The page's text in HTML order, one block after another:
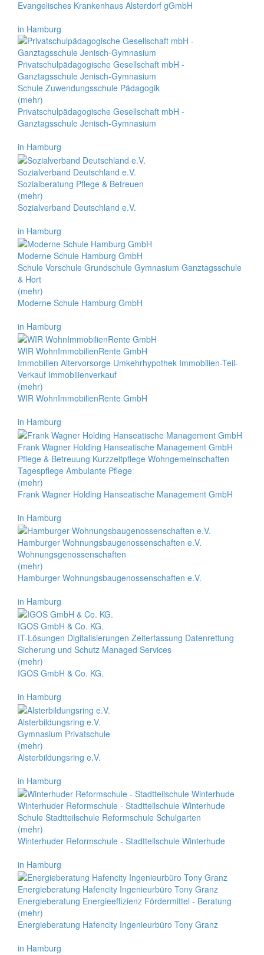
Evangelisches Krankenhaus Alsterdorf gGmbH
in Hamburg
Privatschulpädagogische Gesellschaft mbH -
Ganztagsschule Jenisch-Gymnasium
Schule Zuwendungsschule Pädagogik
(mehr)
Privatschulpädagogische Gesellschaft mbH -
Ganztagsschule Jenisch-Gymnasium
in Hamburg
Sozialverband Deutschland e.V.
Sozialberatung Pflege & Betreuen
(mehr)
Sozialverband Deutschland e.V.
in Hamburg
Moderne Schule Hamburg GmbH
Schule Vorschule Grundschule Gymnasium Ganztagsschule
& Hort
(mehr)
Moderne Schule Hamburg GmbH
in Hamburg
WIR WohnImmobilienRente GmbH
Immobilien Altervorsorge Umkehrhypothek Immobilien-Teil-
Verkauf Immobilienverkauf
(mehr)
WIR WohnImmobilienRente GmbH
in Hamburg
Frank Wagner Holding Hanseatische Management GmbH
Pflege & Betreuung Kurzzeitpflege Wohngemeinschaften
Tagespflege Ambulante Pflege
(mehr)
Frank Wagner Holding Hanseatische Management GmbH
in Hamburg
Hamburger Wohnungsbaugenossenschaften e.V.
Wohnungsgenossenschaften
(mehr)
Hamburger Wohnungsbaugenossenschaften e.V.
in Hamburg
IGOS GmbH & Co. KG.
IT-Lösungen Digitalisierungen Zeiterfassung Datenrettung
Sicherung und Schutz Managed Services
(mehr)
IGOS GmbH & Co. KG.
in Hamburg
Alsterbildungsring e.V.
Gymnasium Privatschule
(mehr)
Alsterbildungsring e.V.
in Hamburg
Winterhuder Reformschule - Stadtteilschule Winterhude
Schule Stadtteilschule Reformschule Schulgarten
(mehr)
Winterhuder Reformschule - Stadtteilschule Winterhude
in Hamburg
Energieberatung Hafencity Ingenieurbüro Tony Granz
Energieberatung Energieeffizienz Fördermittel - Beratung
(mehr)
Energieberatung Hafencity Ingenieurbüro Tony Granz
in Hamburg